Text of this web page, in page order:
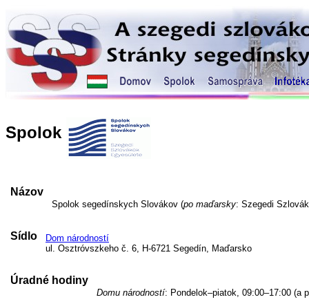
Spolok
Názov
Spolok segedínskych Slovákov (po maďarsky: Szegedi
Sídlo
Dom národností
ul. Osztróvszkeho č. 6, H-6721 Segedín, Maďarsko
Úradné hodiny
Domu národností: Pondelok–piatok, 09:00–17:00 (a